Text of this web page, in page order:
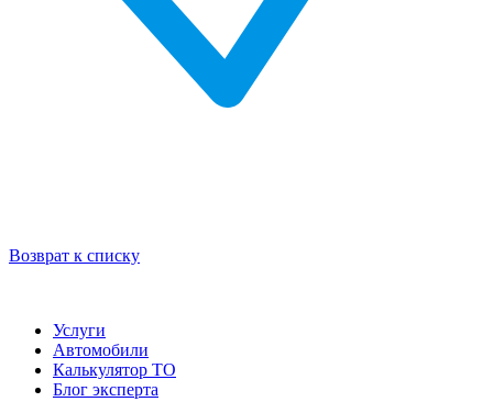
Возврат к списку
Услуги
Автомобили
Калькулятор ТО
Блог эксперта